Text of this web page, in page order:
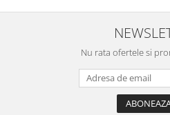
Nu rata ofertele si